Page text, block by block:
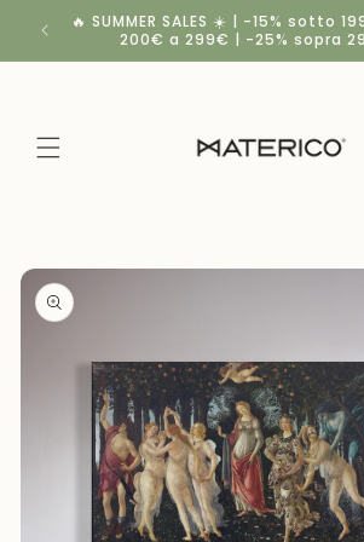
direttamente
ai contenuti
🔥 SUMMER SALES ☀️ | -15% sotto
200€ a 299€ | -25% sopra
informazioni
sul
prodotto